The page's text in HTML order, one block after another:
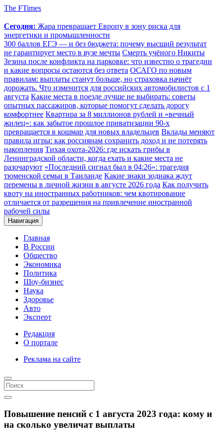
The FTimes
Сегодня: Жара превращает Европу в зону риска для
энергетики и промышленности
300 баллов ЕГЭ — и без бюджета: почему высший результат
не гарантирует место в вузе мечты Смерть учёного Никиты
Зезина после конфликта на парковке: что известно о трагедии
и какие вопросы остаются без ответа ОСАГО по новым
правилам: выплаты станут больше, но страховка начнёт
дорожать. Что изменится для российских автомобилистов с 1
августа Какие места в поезде лучше не выбирать: советы
опытных пассажиров, которые помогут сделать дорогу
комфортнее Квартира за 8 миллионов рублей и «вечный
жилец»: как забытое прошлое приватизации 90-х
превращается в кошмар для новых владельцев Вклады меняют
правила игры: как россиянам сохранить доход и не потерять
накопления Тихая охота-2026: где искать грибы в
Ленинградской области, когда ехать и какие места не
разочаруют «Последний сигнал был в 04:26»: трагедия
тюменской семьи в Таиланде Какие знаки зодиака ждут
перемены в личной жизни в августе 2026 года Как получить
квоту на иностранных работников: чем квотирование
отличается от разрешения на привлечение иностранной
рабочей силы
Навигация
Главная
В России
Общество
Экономика
Политика
Шоу-бизнес
Наука
Здоровье
Авто
Эксперт
Редакция
О портале
Реклама на сайте
Повышение пенсий с 1 августа 2023 года: кому и
на сколько увеличат выплаты